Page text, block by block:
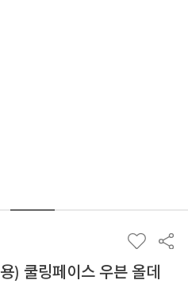
) 쿨링페이스 우븐 올데